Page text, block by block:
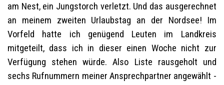
am Nest, ein Jungstorch verletzt. Und das ausgerechnet
an meinem zweiten Urlaubstag an der Nordsee! Im
Vorfeld hatte ich genügend Leuten im Landkreis
mitgeteilt, dass ich in dieser einen Woche nicht zur
Verfügung stehen würde. Also Liste rausgeholt und
sechs Rufnummern meiner Ansprechpartner angewählt -